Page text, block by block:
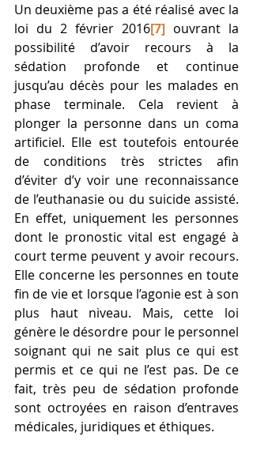
Un deuxième pas a été réalisé avec la
loi du 2 février 2016[7] ouvrant la
possibilité d’avoir recours à la
sédation profonde et continue
jusqu’au décès pour les malades en
phase terminale. Cela revient à
plonger la personne dans un coma
artificiel. Elle est toutefois entourée
de conditions très strictes afin
d’éviter d’y voir une reconnaissance
de l’euthanasie ou du suicide assisté.
En effet, uniquement les personnes
dont le pronostic vital est engagé à
court terme peuvent y avoir recours.
Elle concerne les personnes en toute
fin de vie et lorsque l’agonie est à son
plus haut niveau. Mais, cette loi
génère le désordre pour le personnel
soignant qui ne sait plus ce qui est
permis et ce qui ne l’est pas. De ce
fait, très peu de sédation profonde
sont octroyées en raison d’entraves
médicales, juridiques et éthiques.